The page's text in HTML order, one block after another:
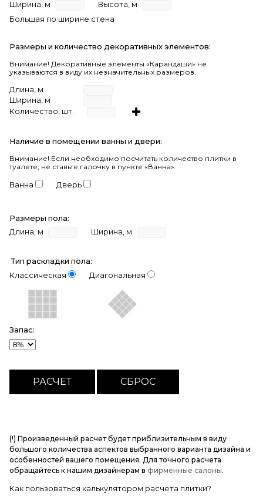
Ширина, м
Высота, м
Большая по ширине стена
Размеры и количество декоративных элементов:
Внимание! Декоративные элементы «Карандаши» не
указываются в виду их незначительных размеров.
Длина, м
Ширина, м
Количество, шт.
Наличие в помещении ванны и двери:
Внимание! Если необходимо посчитать количество плитки в
туалете, не ставьте галочку в пункте «Ванна».
Ванна Дверь
Размеры пола:
Длина, м
Ширина, м
Тип раскладки пола:
Классическая
Диагональная
Запас:
(!) Произведенный расчет будет приблизительным в виду
большого количества аспектов выбранного варианта дизайна и
особенностей вашего помещения. Для точного расчета
обращайтесь к нашим дизайнерам в фирменные салоны.
Как пользоваться калькулятором расчета плитки?